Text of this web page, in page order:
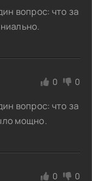
вопрос: что за
0 0
вопрос: что за
мощно.
0 0